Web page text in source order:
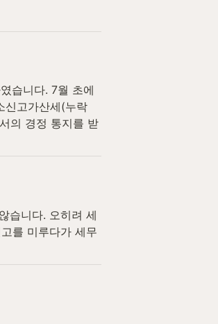
습니다. 7월 초에
신고가산세(누락
의 경정 통지를 받
습니다. 오히려 세
를 미루다가 세무